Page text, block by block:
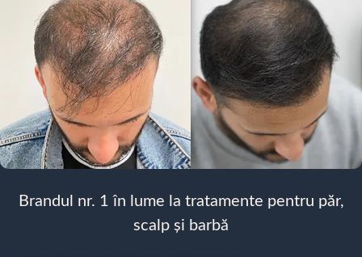
Brandul nr. 1 în lume la tratamente pentru păr,
scalp și barbă